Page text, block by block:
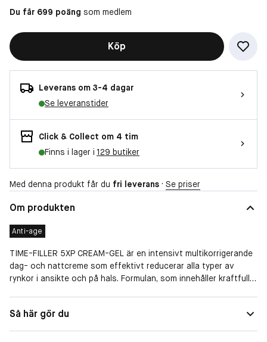
Du får 699 poäng som medlem
Köp
Leverans om 3-4 dagar
Se leveranstider
Click & Collect om 4 tim
Finns i lager i 129 butiker
Med denna produkt får du fri leverans · Se priser
Om produkten
Anti-age
TIME-FILLER 5XP CREAM-GEL är en intensivt multikorrigerande
dag- och nattcreme som effektivt reducerar alla typer av
rynkor i ansikte och på hals. Formulan, som innehåller kraftfulla,
samtidigt som den jämnar ut huden på hals. Formulan har en
fräsch gelkonsistens och är berikad med zink, vilket är perfekt
Så här gör du